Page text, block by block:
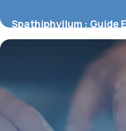
Spathiphyllum : Guide
Bienfaits Air